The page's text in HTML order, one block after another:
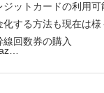
ジットカードの利用可
化する方法も現在は様
線回数券の購入